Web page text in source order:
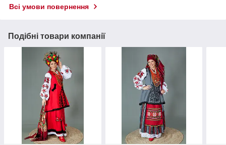
Всі умови повернення
Подібні товари компанії